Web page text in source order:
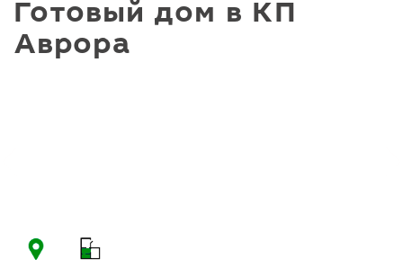
Готовый дом в КП
Аврора